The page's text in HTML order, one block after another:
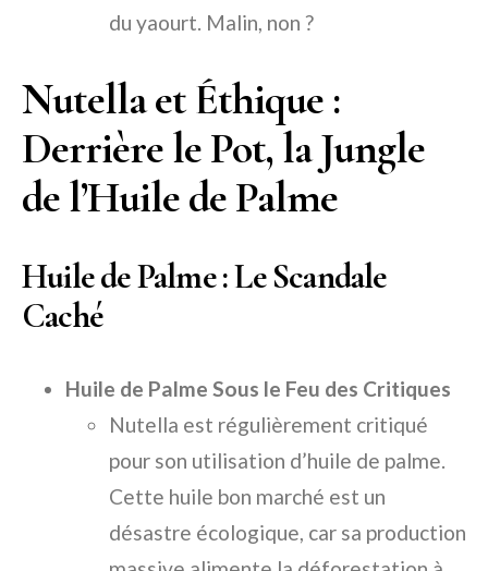
du yaourt. Malin, non ?
Nutella et Éthique :
Derrière le Pot, la Jungle
de l’Huile de Palme
Huile de Palme : Le Scandale
Caché
Huile de Palme Sous le Feu des Critiques
Nutella est régulièrement critiqué
pour son utilisation d’huile de palme.
Cette huile bon marché est un
désastre écologique, car sa production